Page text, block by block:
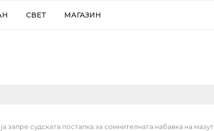
СВЕТ МАГАЗИН
запре судската постапка за сомнителната набавка на мазут